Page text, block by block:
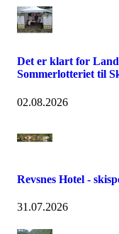
Det er klart for
Sommerlotteriet til
02.08.2026
Revsnes Hotel -
31.07.2026